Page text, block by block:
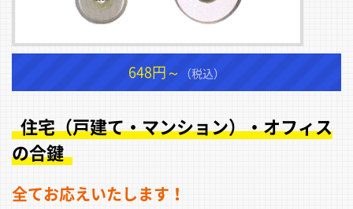
648円～ （税込）
住宅（戸建て・マンション）・オフィス
の合鍵
全てお応えいたします！